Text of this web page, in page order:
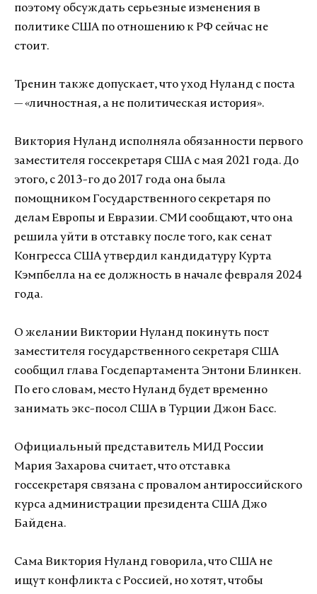
поэтому обсуждать серьезные изменения в
политике США по отношению к РФ сейчас не
стоит.
Тренин также допускает, что уход Нуланд с поста
— «личностная, а не политическая история».
Виктория Нуланд исполняла обязанности первого
заместителя госсекретаря США с мая 2021 года. До
этого, с 2013-го до 2017 года она была
помощником Государственного секретаря по
делам Европы и Евразии. СМИ сообщают, что она
решила уйти в отставку после того, как сенат
Конгресса США утвердил кандидатуру Курта
Кэмпбелла на ее должность в начале февраля 2024
года.
О желании Виктории Нуланд покинуть пост
заместителя государственного секретаря США
сообщил глава Госдепартамента Энтони Блинкен.
По его словам, место Нуланд будет временно
занимать экс-посол США в Турции Джон Басс.
Официальный представитель МИД России
Мария Захарова считает, что отставка
госсекретаря связана с провалом антироссийского
курса администрации президента США Джо
Байдена.
Сама Виктория Нуланд говорила, что США не
ищут конфликта с Россией, но хотят, чтобы